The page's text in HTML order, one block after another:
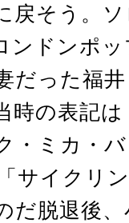
戻そう。
ンドンポ
だった福
の表記は
・ミカ・
サイクリ
だ脱退後